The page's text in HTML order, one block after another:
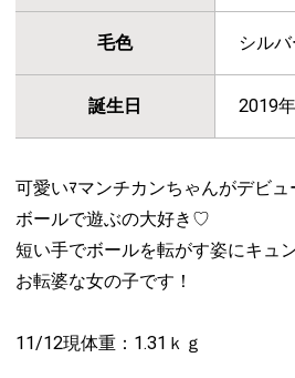
毛色 シル
誕生日 2019
可愛いﾏマンチカンちゃんがデビュ
ボールで遊ぶの大好き♡
短い手でボールを転がす姿にキュ
お転婆な女の子です！
11/12現体重：1.31ｋｇ